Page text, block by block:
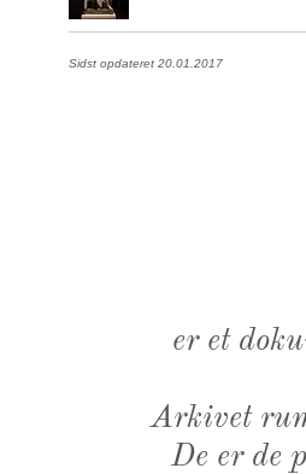
Sidst opdateret 20.01.2017
er et
Arkivet
De er de